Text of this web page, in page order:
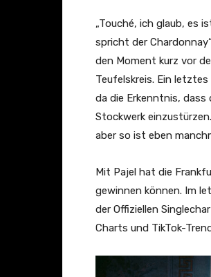
v
o
n
Y
o
u
T
b
e
a
n
„Touché, ich glaub, es
spricht der
den Moment kurz vor
Teufelskreis. Ein
da die Erkenntnis,
Stockwerk
aber so ist eben
Mit Pajel hat die
gewinnen können. Im
der Offiziellen
Charts und TikTok-